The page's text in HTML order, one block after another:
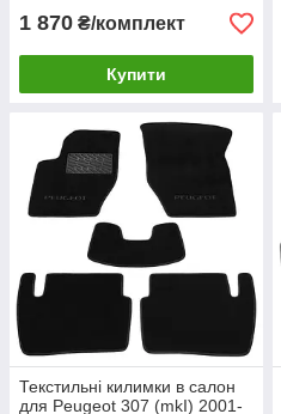
1 870 ₴/комплект
Купити
Текстильні килимки в салон
для Peugeot 307 (mkI) 2001-